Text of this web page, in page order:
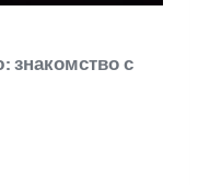
знакомство с